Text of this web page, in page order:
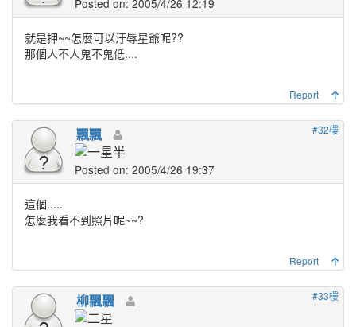
就是押~~怎麼可以汙辱星爺呢??
那個人不人鬼不鬼低....
Report
#32樓
飄飄
Posted on: 2005/4/26 19:37
這個.....
怎麼我看不到照片呢~~?
Report
#33樓
柳飄飄